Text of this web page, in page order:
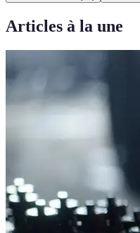
Articles à la une